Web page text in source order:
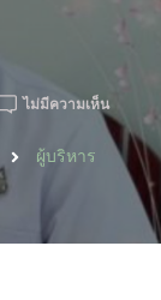
ไม่มีความเห็นบน
ผู้
บริหาร
ผู้บริหาร